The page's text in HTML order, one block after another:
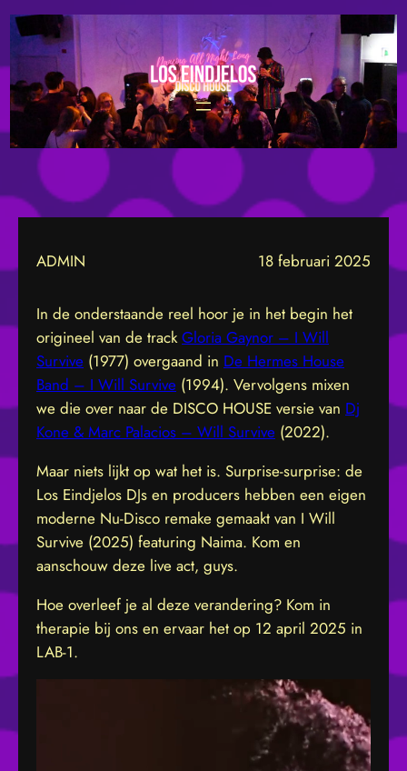
Ga
naar
de
inhoud
ADMIN 18 februari 2025
In de onderstaande reel hoor je in het begin het
origineel van de trackGloria Gaynor – I Will
Survive (1977) overgaand in De Hermes House
Band – I Will Survive (1994). Vervolgens mixen
we die over naar de DISCO HOUSE versie van Dj
Kone & Marc Palacios – Will Survive (2022).
Maar niets lijkt op wat het is. Surprise-surprise: de
Los Eindjelos DJs en producers hebben een eigen
moderne Nu-Disco remake gemaakt van I Will
Survive (2025) featuring Naima. Kom en
aanschouw deze live act, guys.
Hoe overleef je al deze verandering? Kom in
therapie bij ons en ervaar het op 12 april 2025 in
LAB-1.